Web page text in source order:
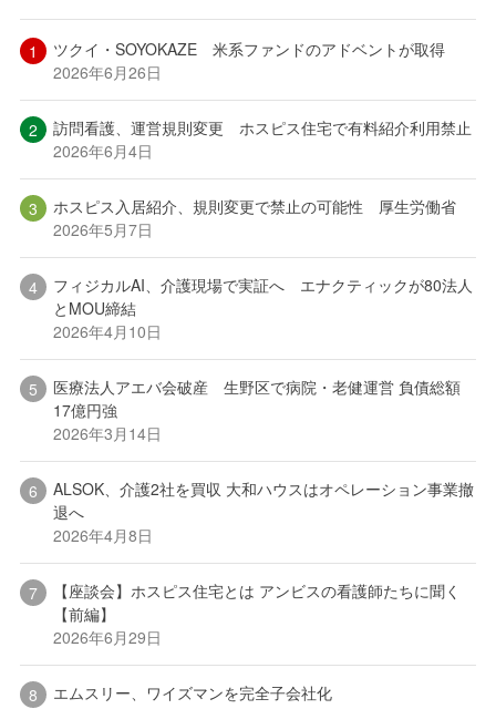
ツクイ・SOYOKAZE 米系ファンドのアドベントが取得
2026年6月26日
訪問看護、運営規則変更 ホスピス住宅で有料紹介利用禁止
2026年6月4日
ホスピス入居紹介、規則変更で禁止の可能性 厚生労働省
2026年5月7日
フィジカルAI、介護現場で実証へ エナクティックが80法人
とMOU締結
2026年4月10日
医療法人アエバ会破産 生野区で病院・老健運営 負債総額
17億円強
2026年3月14日
ALSOK、介護2社を買収 大和ハウスはオペレーション事業撤
退へ
2026年4月8日
【座談会】ホスピス住宅とは アンビスの看護師たちに聞く
【前編】
2026年6月29日
エムスリー、ワイズマンを完全子会社化